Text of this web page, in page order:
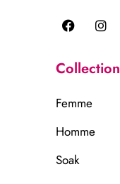
Collection
Femme
Homme
Soak